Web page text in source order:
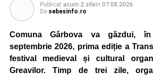
Publicat acum 2 zileîn 07.08.2026
De sebesinfo.ro
Comuna Gârbova va găzdui,
septembrie 2026, prima ediție a
festival medieval și cultural
Greavilor. Timp de trei zile,